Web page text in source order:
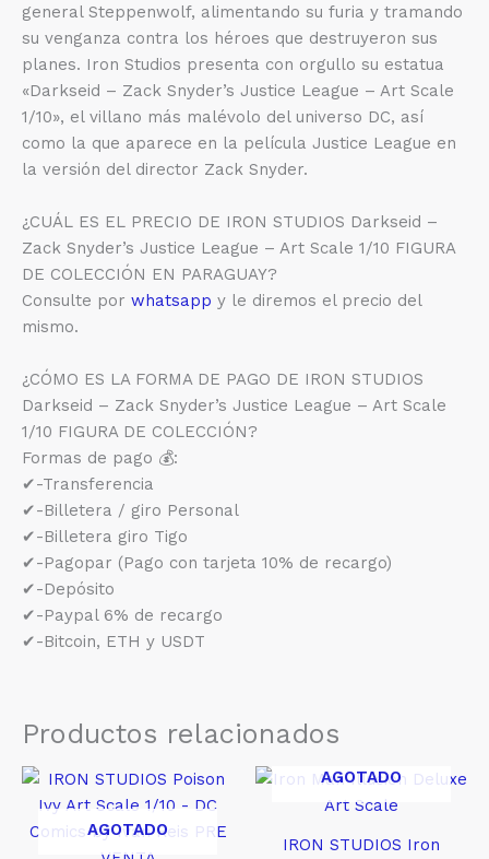
general Steppenwolf, alimentando su furia y tramando
su venganza contra los héroes que destruyeron sus
planes. Iron Studios presenta con orgullo su estatua
«Darkseid – Zack Snyder’s Justice League – Art Scale
1/10», el villano más malévolo del universo DC, así
como la que aparece en la película Justice League en
la versión del director Zack Snyder.
¿CUÁL ES EL PRECIO DE IRON STUDIOS Darkseid –
Zack Snyder’s Justice League – Art Scale 1/10 FIGURA
DE COLECCIÓN EN PARAGUAY?
Consulte por whatsapp y le diremos el precio del
mismo.
¿CÓMO ES LA FORMA DE PAGO DE IRON STUDIOS
Darkseid – Zack Snyder’s Justice League – Art Scale
1/10 FIGURA DE COLECCIÓN?
Formas de pago 💰:
✔-Transferencia
✔-Billetera / giro Personal
✔-Billetera giro Tigo
✔-Pagopar (Pago con tarjeta 10% de recargo)
✔-Depósito
✔-Paypal 6% de recargo
✔-Bitcoin, ETH y USDT
Productos relacionados
AGOTADO
AGOTADO
IRON STUDIOS Iron